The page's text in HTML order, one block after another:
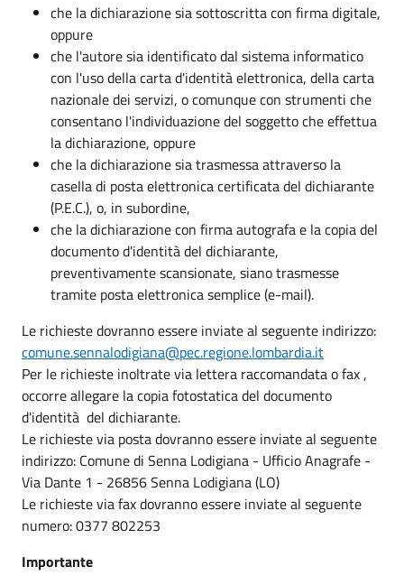
che la dichiarazione sia sottoscritta con firma digitale,
oppure
che l'autore sia identificato dal sistema informatico
con l'uso della carta d'identità elettronica, della carta
nazionale dei servizi, o comunque con strumenti che
consentano l'individuazione del soggetto che effettua
la dichiarazione, oppure
che la dichiarazione sia trasmessa attraverso la
casella di posta elettronica certificata del dichiarante
(P.E.C.), o, in subordine,
che la dichiarazione con firma autografa e la copia del
documento d'identità del dichiarante,
preventivamente scansionate, siano trasmesse
tramite posta elettronica semplice (e-mail).
Le richieste dovranno essere inviate al seguente indirizzo:
comune.sennalodigiana@pec.regione.lombardia.it
Per le richieste inoltrate via lettera raccomandata o fax ,
occorre allegare la copia fotostatica del documento
d'identità del dichiarante.
Le richieste via posta dovranno essere inviate al seguente
indirizzo: Comune di Senna Lodigiana - Ufficio Anagrafe -
Via Dante 1 - 26856 Senna Lodigiana (LO)
Le richieste via fax dovranno essere inviate al seguente
numero: 0377 802253
Importante